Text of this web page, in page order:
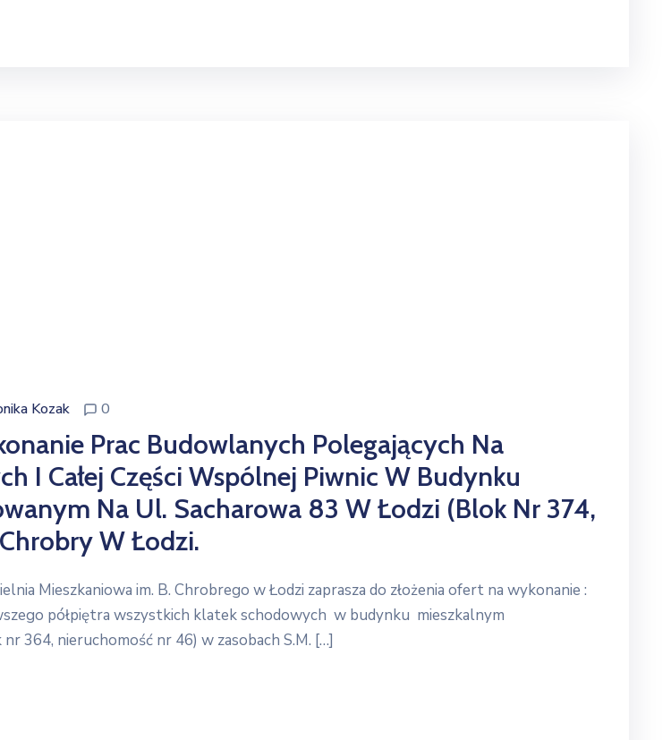
Kozak 0
Prac Budowlanych Polegających Na
I Całej Części Wspólnej Piwnic W Budynku
Na Ul. Sacharowa 83 W Łodzi (blok Nr 374,
W Łodzi.
Mieszkaniowa im. B. Chrobrego w Łodzi zaprasza do złożenia ofert na wykonanie :
półpiętra wszystkich klatek schodowych w budynku mieszkalnym
364, nieruchomość nr 46) w zasobach S.M. […]